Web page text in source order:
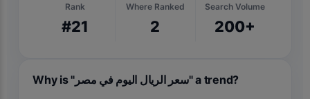
Rank
#21
Where Ranked
2
Search Volume
200+
Why is "سعر الريال اليوم في مصر" a trend?